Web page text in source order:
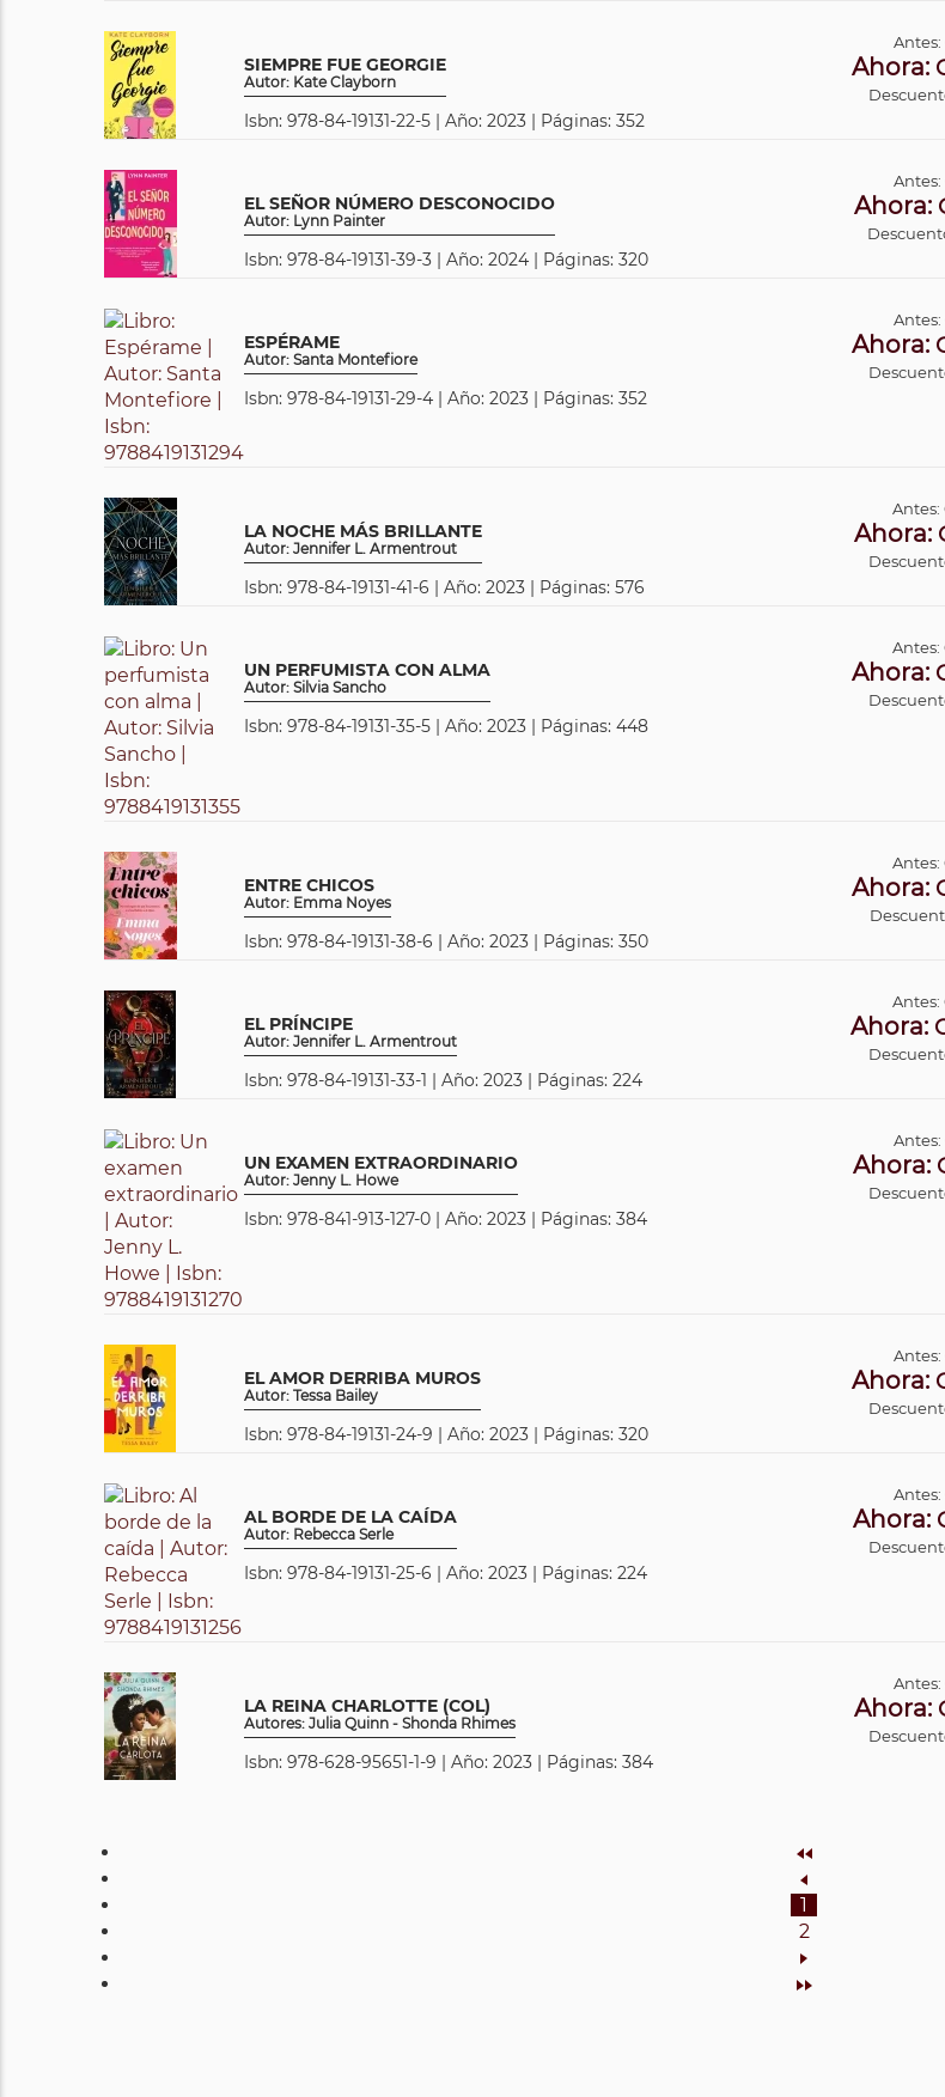
SIEMPRE FUE GEORGIE
Autor: Kate Clayborn
Isbn: 978-84-19131-22-5 | Año: 2023 | Páginas: 352
Antes:
Ahora:
EL SEÑOR NÚMERO DESCONOCIDO
Autor: Lynn Painter
Isbn: 978-84-19131-39-3 | Año: 2024 | Páginas: 320
Antes:
Ahora:
ESPÉRAME
Autor: Santa Montefiore
Isbn: 978-84-19131-29-4 | Año: 2023 | Páginas: 352
Antes:
Ahora:
LA NOCHE MÁS BRILLANTE
Autor: Jennifer L. Armentrout
Isbn: 978-84-19131-41-6 | Año: 2023 | Páginas: 576
Antes:
Ahora:
UN PERFUMISTA CON ALMA
Autor: Silvia Sancho
Isbn: 978-84-19131-35-5 | Año: 2023 | Páginas: 448
Antes:
Ahora:
ENTRE CHICOS
Autor: Emma Noyes
Isbn: 978-84-19131-38-6 | Año: 2023 | Páginas: 350
Antes:
Ahora:
EL PRÍNCIPE
Autor: Jennifer L. Armentrout
Isbn: 978-84-19131-33-1 | Año: 2023 | Páginas: 224
Antes:
Ahora:
UN EXAMEN EXTRAORDINARIO
Autor: Jenny L. Howe
Isbn: 978-841-913-127-0 | Año: 2023 | Páginas: 384
Antes:
Ahora:
EL AMOR DERRIBA MUROS
Autor: Tessa Bailey
Isbn: 978-84-19131-24-9 | Año: 2023 | Páginas: 320
Antes:
Ahora:
AL BORDE DE LA CAÍDA
Autor: Rebecca Serle
Isbn: 978-84-19131-25-6 | Año: 2023 | Páginas: 224
Antes:
Ahora:
LA REINA CHARLOTTE (COL)
Autores: Julia Quinn - Shonda Rhimes
Isbn: 978-628-95651-1-9 | Año: 2023 | Páginas: 384
Antes:
Ahora:
Inicio
Anterior
1
2
Siguiente
Final